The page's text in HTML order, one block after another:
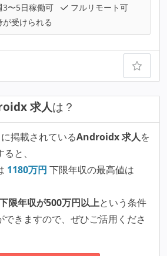
3〜5日稼働可
フルリモート可
受けられる
求人は？
に掲載されているAndroidx 求人を
と、
1180万円 下限年収の最高値は
限年収が500万円以上という条件
できますので、ぜひご活用くださ